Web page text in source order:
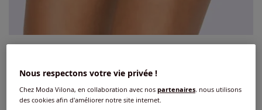
Réf : 165.101.104
Nous respectons votre vie privée !
Chez Moda Vilona, en collaboration avec nospartenaires, nous utilisons
des cookies afin d'améliorer notre site internet.